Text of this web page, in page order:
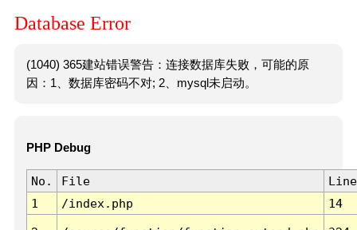
Database Error
(1040) 365建站错误警告：连接数据库失败，可能的原
因：1、数据库密码不对; 2、mysql未启动。
PHP Debug
No. File
Line
1
/index.php 14